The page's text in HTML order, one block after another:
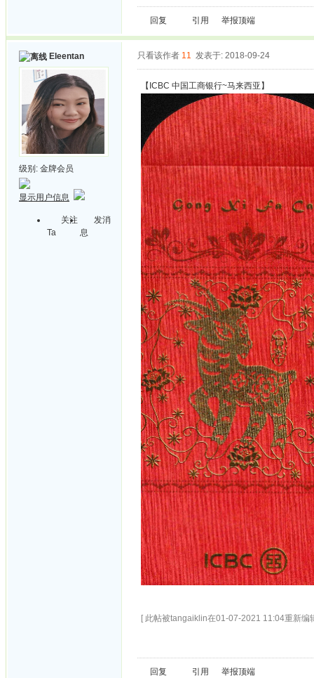
回复 引用 举报顶端
Eleentan
级别: 金牌会员
显示用户信息
关注
Ta
发消
息
只看该作者 11 发表于: 2018-09-24
【ICBC 中国工商银行~马来西亚】
[ 此帖被tangaiklin在01-07-2021 11:04重新编
回复 引用 举报顶端